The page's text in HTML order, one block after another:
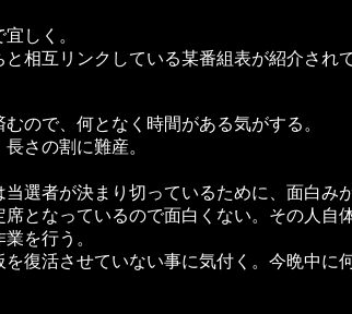
しく。
相互リンクしている某番組表が紹介され
ので、何となく時間がある気がする。
さの割に難産。
選者が決まり切っているために、面白み
となっているので面白くない。その人自
を行う。
復活させていない事に気付く。今晩中に何